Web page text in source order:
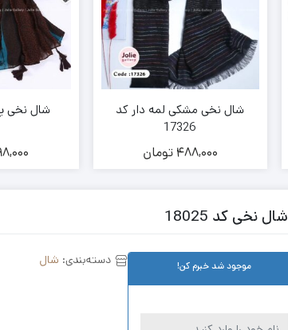
شال نخی مشکی لمه دار کد
17326
488,000 تومان
شال نخی
شال نخی کد 18025
موجود شد خبرم کن! دسته‌بندی: شال